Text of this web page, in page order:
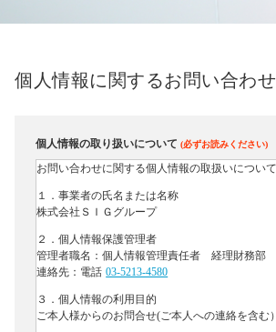
個人情報に関するお問い合わせ
個人情報の取り扱いについて (必ずお読みください)